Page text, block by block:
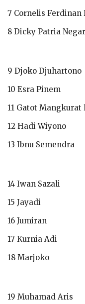
7 Cornelis Ferdinan
8 Dicky Patria
9 Djoko Djuhartono
10 Esra Pinem
11 Gatot Mangkurat
12 Hadi Wiyono
13 Ibnu Semendra
14 Iwan Sazali
15 Jayadi
16 Jumiran
17 Kurnia Adi
18 Marjoko
19 Muhamad Aris